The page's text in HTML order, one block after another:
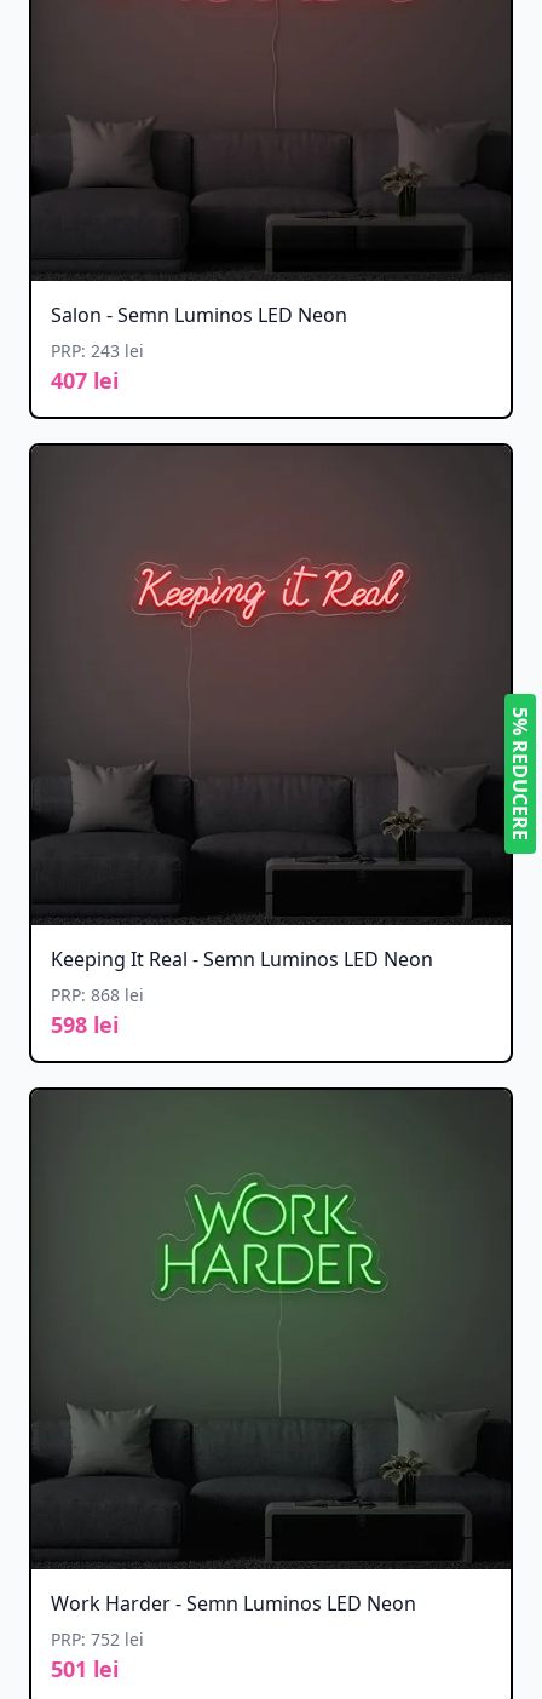
Salon - Semn Luminos LED Neon
PRP: 243 lei
407 lei
Keeping It Real - Semn Luminos LED Neon
PRP: 868 lei
598 lei
Work Harder - Semn Luminos LED Neon
PRP: 752 lei
501 lei
5% REDUCERE